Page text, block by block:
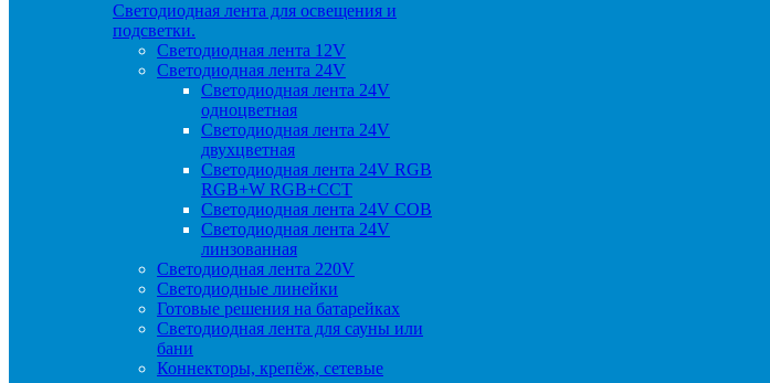
Светодиодная лента для освещения и
подсветки.
Светодиодная лента 12V
Светодиодная лента 24V
Светодиодная лента 24V
одноцветная
Светодиодная лента 24V
двухцветная
Светодиодная лента 24V RGB
RGB+W RGB+CCT
Светодиодная лента 24V COB
Светодиодная лента 24V
линзованная
Светодиодная лента 220V
Светодиодные линейки
Готовые решения на батарейках
Светодиодная лента для сауны или
бани
Коннекторы, крепёж, сетевые